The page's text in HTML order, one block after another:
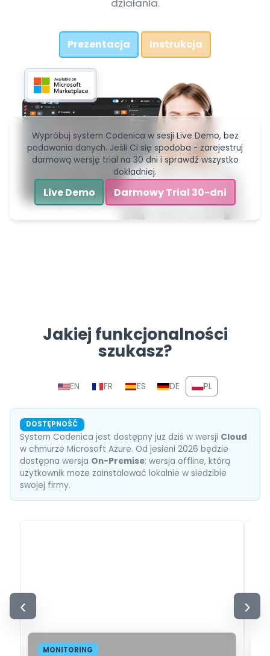
działania.
Prezentacja Instrukcja
Wypróbuj system Codenica w sesji Live Demo, bez
podawania danych. Jeśli Ci się spodoba - zarejestruj
darmową wersję trial na 30 dni i sprawdź wszystko
dokładniej.
Live Demo Darmowy Trial 30-dni
Jakiej funkcjonalności
szukasz?Nawigacyjna sekcja z
EN FR ES DE PL
DOSTĘPNOŚĆ
System Codenica jest dostępny już dziś w wersji Cloud
w chmurze Microsoft Azure. Od jesieni 2026 będzie
dostępna wersja On-Premise: wersja offline, którą
użytkownik może zainstalować lokalnie w siedzibie
swojej firmy.
‹
MONITORING
›